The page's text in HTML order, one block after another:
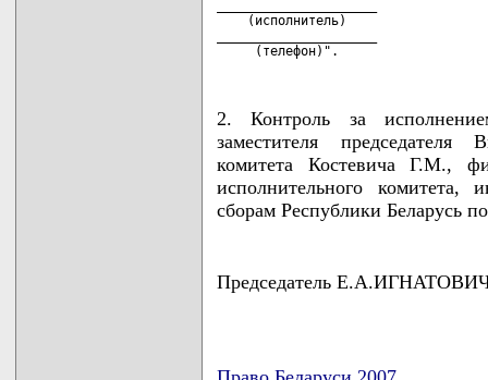
    (исполнитель)
     (телефон)".
2. Контроль за
заместителя председателя
комитета Костевича Г.М.,
исполнительного
сборам Республики Беларусь
Председатель